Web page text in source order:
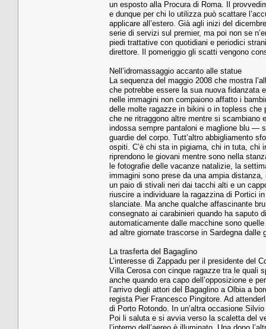
un esposto alla Procu­ra di Roma. Il
e dunque per chi lo utilizza può scattare
applicare all’estero. Già agli inizi del
serie di servizi sul premier, ma poi non se
piedi trattative con quotidiani e periodici
direttore. Il pomeriggio gli scatti vengono
Nell’idromassaggio accanto alle statue
La sequenza del maggio 2008 che mostra
che potrebbe essere la sua nuova fidanzata
nelle im­magini non compaiono affat­to i
delle molte ragaz­ze in bikini o in topless che
che ne ritraggono altre men­tre si
indossa sempre pantaloni e maglione blu —
guardie del corpo. Tutt’altro abbigliamento
ospiti. C’è chi sta in pigiama, chi in tuta, chi
riprendono le giovani mentre sono nella
le fotografie delle vacanze natalizie, la
immagini sono prese da una ampia
un paio di stivali neri dai tacchi alti e un
riuscire a individuare la ragazzina di Portici
slanciate. Ma anche qualche affascinan­te
consegnato ai carabinieri quando ha saputo
automaticamen­te dalle macchine sono
ad altre giornate trascorse in Sardegna dalle
La trasferta del Bagaglino
L’interesse di Zappadu per il presidente del
Villa Cero­sa con cinque ragazze tra le quali
anche quando era capo del­l’opposizione e
l’arrivo degli attori del Bagaglino a Olbia a
regista Pier Francesco Pingitore. Ad
di Porto Rotondo. In un’altra occasione
Poi li saluta e si avvia verso la scaletta del